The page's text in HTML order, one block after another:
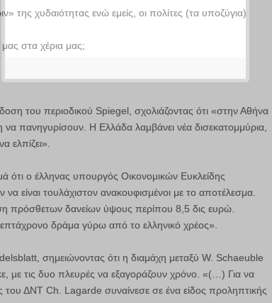
χυδαιότητας ενώ εμείς, οι πολίτες (τα υποζύγια)
στα χέρια μας;
του περιοδικού Spiegel, σχολιάζοντας ότι «στην Αθήνα
πανηγυρίσουν. Η Ελλάδα λαμβάνει νέα δισεκατομμύρια,
ελπίζει».
ότι ο έλληνας υπουργός Οικονομικών Ευκλείδης
είναι τουλάχιστον ανακουφισμένοι με το αποτέλεσμα.
πρόσθετων δανείων ύψους περίπου 8,5 δις ευρώ.
δράμα γύρω από το ελληνικό χρέος».
σημειώνοντας ότι η διαμάχη μεταξύ W. Schaeuble
με τις δυο πλευρές να εξαγοράζουν χρόνο. «(…) Για να
του ΔΝΤ Ch. Lagarde συναίνεσε σε ένα είδος προληπτικής